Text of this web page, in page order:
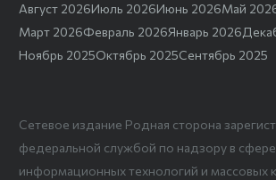
Август 2026Июль 2026Июнь 2026Май
Март 2026Февраль 2026Январь 2026
Ноябрь 2025Октябрь 2025Сентябрь 2025
Сетевое издание Родная сторона
федеральной службой по надзору в сфере
информационных технологий и массовых